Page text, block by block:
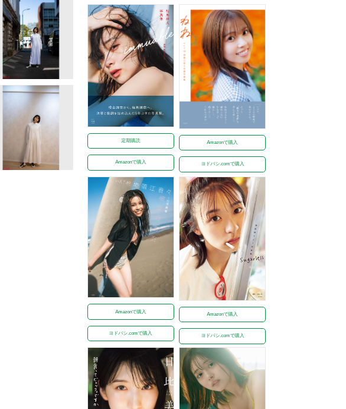
定期購読
Amazonで購入
Amazonで購入
ヨドバシ.comで購入
Amazonで購入
ヨドバシ.comで購入
Amazonで購入
ヨドバシ.comで購入